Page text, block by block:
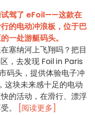
试驾了 eFoil——这款在
的电动冲浪板，位于巴
一处游艇码头。
塞纳河上飞翔吗？把目
，去发现 Foil in Paris
码头，提供体验电子冲
这块未来感十足的电动
的活动，在滑行、漂浮
。
[阅读更多]